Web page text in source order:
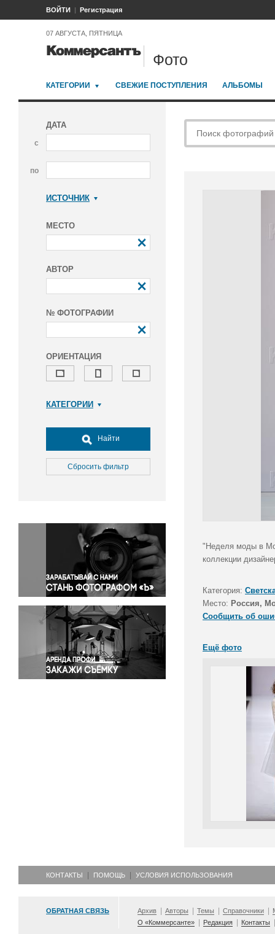
ВОЙТИ Регистрация
07 АВГУСТА, ПЯТНИЦА
Фото
КАТЕГОРИИ СВЕЖИЕ ПОСТУПЛЕНИЯ АЛЬБОМЫ
ДАТА
с
по
ИСТОЧНИК
МЕСТО
АВТОР
№ ФОТОГРАФИИ
ОРИЕНТАЦИЯ
КАТЕГОРИИ
Досуг, туризм и отдых
Культура
Медицина
Окружающая среда
Политика
Правосудие
Происшествия и конфликты
Религия
Светская жизнь
Спорт
Экология
Экономика и бизнес
Найти
Сбросить фильтр
"Неделя моды в
коллекции
Категория:
Место: Россия,
Сообщить об
Ещё фото
КОНТАКТЫ ПОМОЩЬ УСЛОВИЯ ИСПОЛЬЗОВАНИЯ
ОБРАТНАЯ СВЯЗЬ Архив Авторы Темы Справочники
О «Коммерсанте»
Редакция Контакты